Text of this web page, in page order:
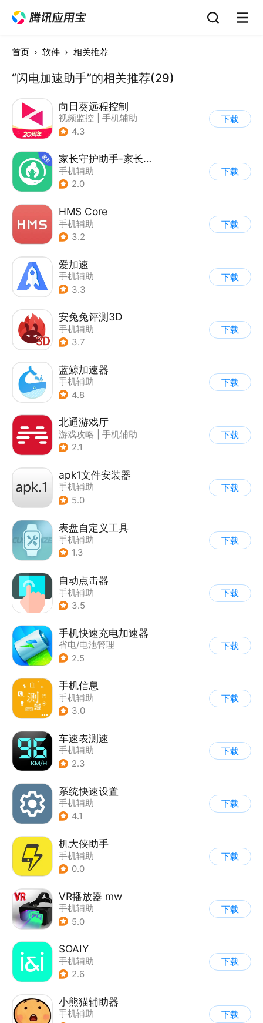
首页 软件 相关推荐
“闪电加速助手”的相关推荐(29)
向日葵远程控制
视频监控
手机辅助
4.3
下载
家长守护助手-家长端
手机辅助
2.0
下载
HMS Core
手机辅助
3.2
下载
爱加速
手机辅助
3.3
下载
安兔兔评测3D
手机辅助
3.7
下载
蓝鲸加速器
手机辅助
4.8
下载
北通游戏厅
游戏攻略
手机辅助
2.1
下载
apk1文件安装器
手机辅助
5.0
下载
表盘自定义工具
手机辅助
1.3
下载
自动点击器
手机辅助
3.5
下载
手机快速充电加速器
省电/电池管理
2.5
下载
手机信息
手机辅助
3.0
下载
车速表测速
手机辅助
2.3
下载
系统快速设置
手机辅助
4.1
下载
机大侠助手
手机辅助
0.0
下载
VR播放器 mw
手机辅助
5.0
下载
SOAIY
手机辅助
2.6
下载
小熊猫辅助器
手机辅助
下载